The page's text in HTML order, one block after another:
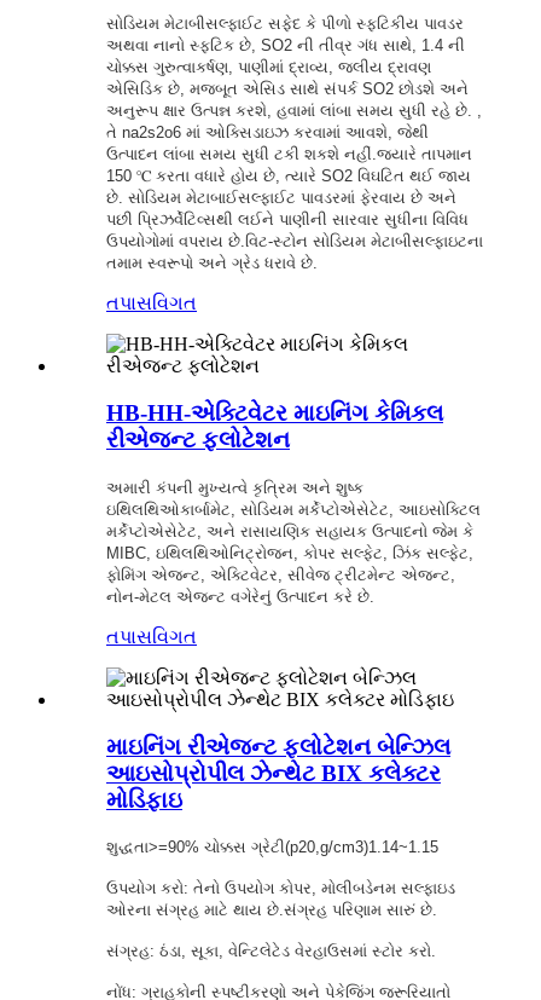
સોડિયમ મેટાબીસલ્ફાઈટ સફેદ કે પીળો સ્ફટિકીય પાવડર
અથવા નાનો સ્ફટિક છે, SO2 ની તીવ્ર ગંધ સાથે, 1.4 ની
ચોક્કસ ગુરુત્વાકર્ષણ, પાણીમાં દ્રાવ્ય, જલીય દ્રાવણ
એસિડિક છે, મજબૂત એસિડ સાથે સંપર્ક SO2 છોડશે અને
અનુરૂપ ક્ષાર ઉત્પન્ન કરશે, હવામાં લાંબા સમય સુધી રહે છે. ,
તે na2s2o6 માં ઓક્સિડાઇઝ કરવામાં આવશે, જેથી
ઉત્પાદન લાંબા સમય સુધી ટકી શકશે નહીં.જ્યારે તાપમાન
150 ℃ કરતા વધારે હોય છે, ત્યારે SO2 વિઘટિત થઈ જાય
છે. સોડિયમ મેટાબાઈસલ્ફાઈટ પાવડરમાં ફેરવાય છે અને
પછી પ્રિઝર્વેટિવ્સથી લઈને પાણીની સારવાર સુધીના વિવિધ
ઉપયોગોમાં વપરાય છે.વિટ-સ્ટોન સોડિયમ મેટાબીસલ્ફાઇટના
તમામ સ્વરૂપો અને ગ્રેડ ધરાવે છે.
તપાસવિગત
HB-HH-એક્ટિવેટર માઇનિંગ કેમિકલ
રીએજન્ટ ફ્લોટેશન
અમારી કંપની મુખ્યત્વે કૃત્રિમ અને શુષ્ક
ઇથિલથિઓકાર્બામેટ, સોડિયમ મર્કેપ્ટોએસેટેટ, આઇસોક્ટિલ
મર્કેપ્ટોએસેટેટ, અને રાસાયણિક સહાયક ઉત્પાદનો જેમ કે
MIBC, ઇથિલથિઓનિટ્રોજન, કોપર સલ્ફેટ, ઝિંક સલ્ફેટ,
ફોમિંગ એજન્ટ, એક્ટિવેટર, સીવેજ ટ્રીટમેન્ટ એજન્ટ,
નોન-મેટલ એજન્ટ વગેરેનું ઉત્પાદન કરે છે.
તપાસવિગત
માઇનિંગ રીએજન્ટ ફ્લોટેશન બેન્ઝિલ
આઇસોપ્રોપીલ ઝેન્થેટ BIX કલેક્ટર
મોડિફાઇ
શુદ્ધતા>=90% ચોક્કસ ગ્રેટી(p20,g/cm3)1.14~1.15
ઉપયોગ કરો: તેનો ઉપયોગ કોપર, મોલીબડેનમ સલ્ફાઇડ
ઓરના સંગ્રહ માટે થાય છે.સંગ્રહ પરિણામ સારું છે.
સંગ્રહ: ઠંડા, સૂકા, વેન્ટિલેટેડ વેરહાઉસમાં સ્ટોર કરો.
નોંધ: ગ્રાહકોની સ્પષ્ટીકરણો અને પેકેજિંગ જરૂરિયાતો